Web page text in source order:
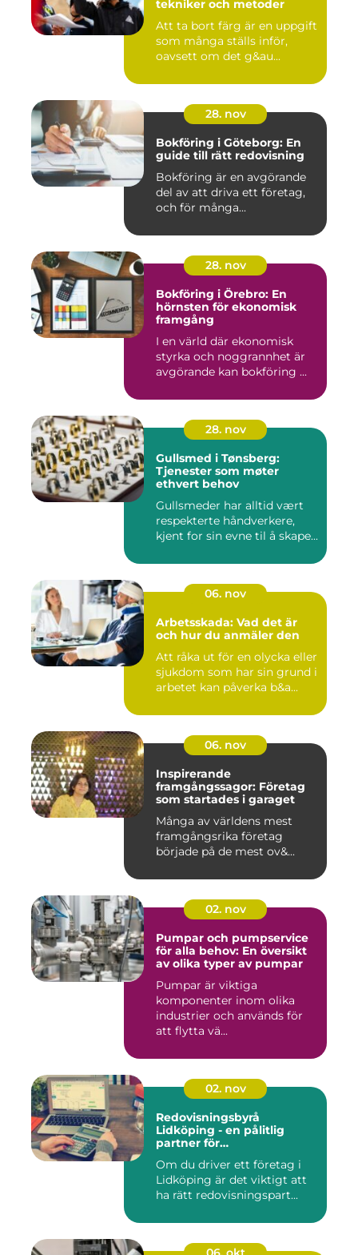
tekniker och metoder
Att ta bort färg är en uppgift
som många ställs inför,
oavsett om det g&au...
28. nov
Bokföring i Göteborg: En
guide till rätt redovisning
Bokföring är en avgörande
del av att driva ett företag,
och för många...
28. nov
Bokföring i Örebro: En
hörnsten för ekonomisk
framgång
I en värld där ekonomisk
styrka och noggrannhet är
avgörande kan bokföring ...
28. nov
Gullsmed i Tønsberg:
Tjenester som møter
ethvert behov
Gullsmeder har alltid vært
respekterte håndverkere,
kjent for sin evne til å skape...
06. nov
Arbetsskada: Vad det är
och hur du anmäler den
Att råka ut för en olycka eller
sjukdom som har sin grund i
arbetet kan påverka b&a...
06. nov
Inspirerande
framgångssagor: Företag
som startades i garaget
Många av världens mest
framgångsrika företag
började på de mest ov&...
02. nov
Pumpar och pumpservice
för alla behov: En översikt
av olika typer av pumpar
Pumpar är viktiga
komponenter inom olika
industrier och används för
att flytta vä...
02. nov
Redovisningsbyrå
Lidköping - en pålitlig
partner för
Lidköping
Om du driver ett företag i
Lidköping är det viktigt att
ha rätt redovisningspart...